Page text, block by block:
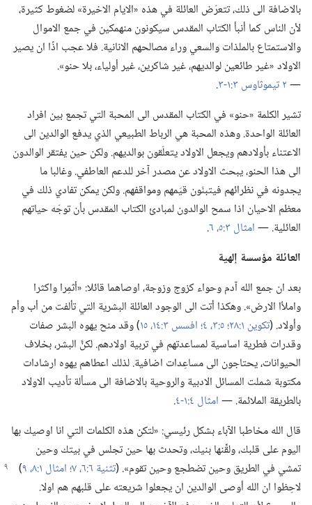
بالاضافة الى ذلك،‏ تتعرّض العائلة في هذه «الايام الاخيرة» لضغوط كثيرة،‏
لأن الناس كما أنبأ الكتاب المقدس سيكونون منهمكين في جمع الاموال
والاستمتاع بالملذات والسعي وراء مصالحهم الانانية.‏ فلا عجب اذًا ان يصير
الاولاد «غير طائعين لوالديهم،‏ غير شاكرين،‏ غير أولياء،‏ بلا حنو».‏
—‏٢ تيموثاوس ٣:‏١-‏٣
‏.‏
تشير الكلمة «حنو» في الكتاب المقدس الى المحبة التي تجمع بين افراد
العائلة الواحدة.‏ وهذه المحبة هي الرباط الطبيعي الذي يدفع الوالدين الى
الاعتناء بأولادهم ويجعل الاولاد يتعلّقون بوالديهم.‏ ولكن حين يفتقر الوالدون
الى هذا الحنو،‏ يبحث الاولاد عن مصدر آخر للدعم العاطفي.‏ وغالبا ما
يجدونه في نظرائهم فيتبنّون قيَمهم ومواقفهم.‏ ولكن يمكن تفادي ذلك في
معظم الاحيان اذا سمح الوالدون لمبادئ الكتاب المقدس بأن توجّه حياتهم
العائلية.‏ —‏امثال ٣:‏٥،‏ ٦
‏.‏
العائلة مؤسسة إلهية
بعد ان جمع الله آدم وحواء كزوج وزوجة،‏ اوصاهما قائلا:‏ «أثمِرا واكثرا
واملأا الارض».‏ وهكذا أتت الى الوجود العائلة البشرية التي تألفت من أب وأم
وأولاد.‏ (‏تكوين ١:‏٢٨؛‏ افسس ٣:‏١٤،‏ ١٥
‏)‏ وقد منح يهوه البشر صفات
وقدرات فطرية اساسية لمساعدتهم في تربية اولادهم.‏ لكنَّ البشر،‏ بخلاف
الحيوانات،‏ يحتاجون الى مساعِدات اضافية.‏ لذلك اعطاهم يهوه ارشادات
مكتوبة شملت المسائل الادبية والروحية بالاضافة الى مسألة تأديب الاولاد
بالطريقة الملائمة.‏ —‏امثال ٤:‏١-‏٤
‏.‏
قال الله مخاطبا الآباء بشكل رئيسي:‏ «لتكن هذه الكلمات التي انا اوصيك بها
اليوم على قلبك،‏ ولقِّنها بنيك،‏ وتحدث بها حين تجلس في بيتك وحين
تمشي في الطريق وحين تضطجع وحين تقوم».‏ (‏تثنية ٦:‏٦،‏ ٧؛‏ امثال ١:‏٨،‏ ٩
‏)‏
لاحِظوا ان الله أوصى الوالدين ان يجعلوا شريعته على قلبهم هم اولا.‏